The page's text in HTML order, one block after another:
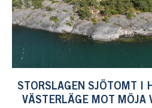
STORSLAGEN SJÖTOMT I
VÄSTERLÄGE MOT MÖJA